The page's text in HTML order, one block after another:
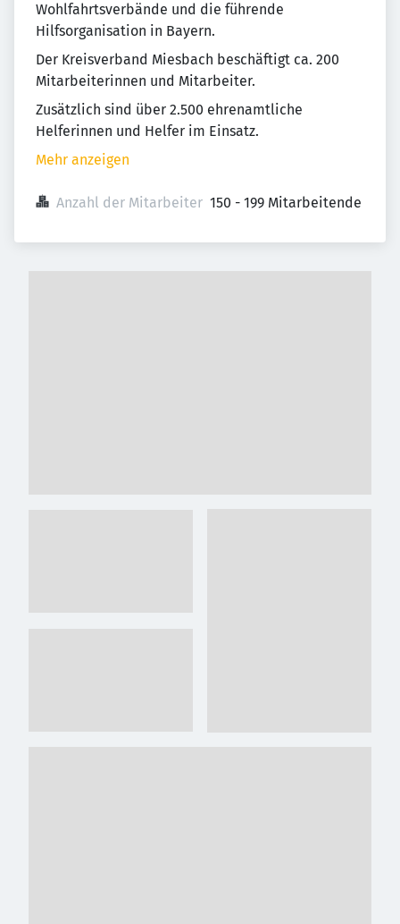
Wohlfahrtsverbände und die führende
Hilfsorganisation in Bayern.
Der Kreisverband Miesbach beschäftigt ca. 200
Mitarbeiterinnen und Mitarbeiter.
Zusätzlich sind über 2.500 ehrenamtliche
Helferinnen und Helfer im Einsatz.
Mehr anzeigen
Anzahl der Mitarbeiter 150 - 199 Mitarbeitende